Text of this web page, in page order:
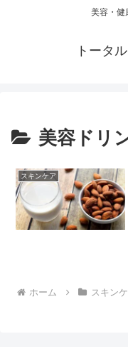
美容・健
トータ
美容ドリ
スキンケア
ホーム スキン